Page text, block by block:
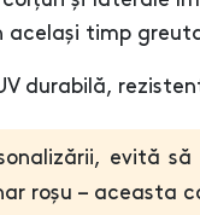
timp
durabilă,
evită
roșu – aceasta